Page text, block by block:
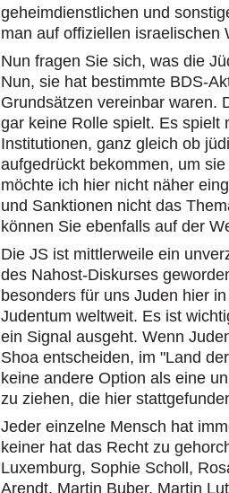
geheimdienstlichen und
man auf offiziellen israelischen
Nun fragen Sie sich, was die
Nun, sie hat bestimmte BDS-
Grundsätzen vereinbar waren.
gar keine Rolle spielt. Es spielt
Institutionen, ganz gleich ob
aufgedrückt bekommen, um
möchte ich hier nicht näher
und Sanktionen nicht das
können Sie ebenfalls auf der
Die JS ist mittlerweile ein
des Nahost-Diskurses
besonders für uns Juden hier
Judentum weltweit. Es ist
ein Signal ausgeht. Wenn
Shoa entscheiden, im "Land
keine andere Option als eine
zu ziehen, die hier
Jeder einzelne Mensch hat
keiner hat das Recht zu
Luxemburg, Sophie Scholl,
Arendt, Martin Buber, Martin